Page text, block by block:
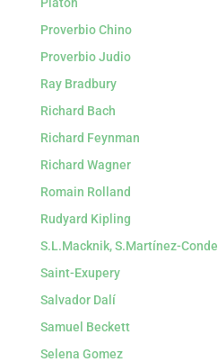
Proverbio Chino
Proverbio Judio
Ray Bradbury
Richard Bach
Richard Feynman
Richard Wagner
Romain Rolland
Rudyard Kipling
S.L.Macknik, S.Martínez-Conde
Saint-Exupery
Salvador Dalí
Samuel Beckett
Selena Gomez